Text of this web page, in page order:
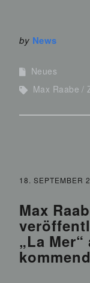
by News
Neues
Max Raabe
18. SEPTEMBER
Max
„La